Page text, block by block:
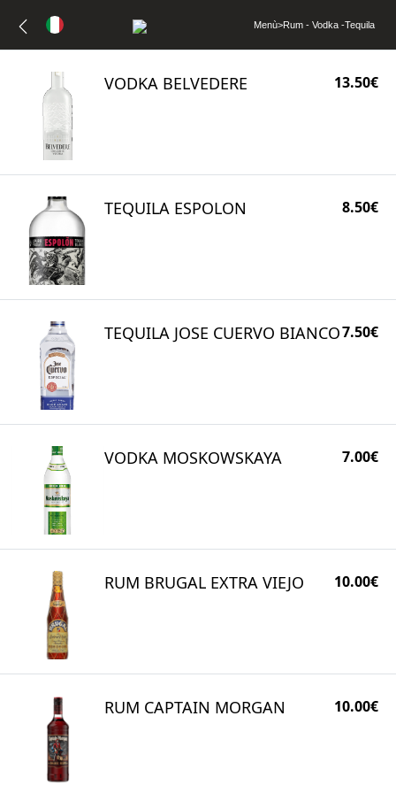
Menù>Rum - Vodka -Tequila
VODKA BELVEDERE 13.50€
TEQUILA ESPOLON 8.50€
TEQUILA JOSE CUERVO BIANCO7.50€
VODKA MOSKOWSKAYA 7.00€
RUM BRUGAL EXTRA VIEJO 10.00€
RUM CAPTAIN MORGAN 10.00€